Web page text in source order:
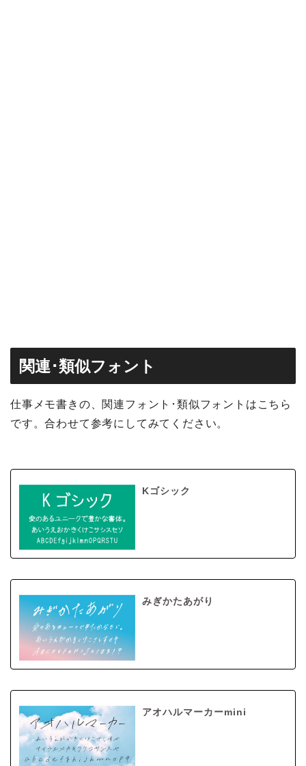
関連･類似フォント
仕事メモ書きの、関連フォント･類似フォントはこちら
です。合わせて参考にしてみてください。
Kゴシック
みぎかたあがり
アオハルマーカーmini